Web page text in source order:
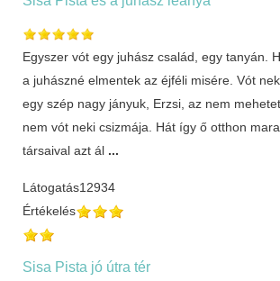
Egyszer vót egy juhász család, egy tanyán.
a juhászné elmentek az éjféli misére. Vót
egy szép nagy jányuk, Erzsi, az nem
nem vót neki csizmája. Hát így ő otthon
társaival azt ál ...
Látogatás12934
Értékelés
Sisa Pista jó útra tér